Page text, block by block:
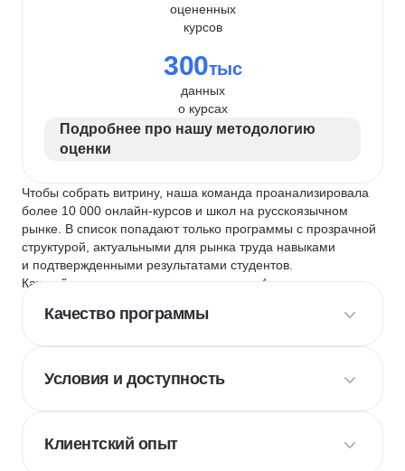
оцененных
курсов
300тыс
данных
о курсах
Подробнее про нашу методологию
оценки
Чтобы собрать витрину, наша команда проанализировала
более 10 000 онлайн-курсов и школ на русскоязычном
рынке. В список попадают только программы с прозрачной
структурой, актуальными для рынка труда навыками
и подтвержденными результатами студентов.
Каждый курс и школу мы оцениваем по
4 критериям
Качество программы
Условия и доступность
Клиентский опыт